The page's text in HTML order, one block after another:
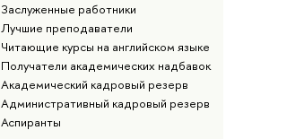
Заслуженные работники
Лучшие преподаватели
Читающие курсы на английском языке
Получатели академических надбавок
Академический кадровый резерв
Административный кадровый резерв
Аспиранты